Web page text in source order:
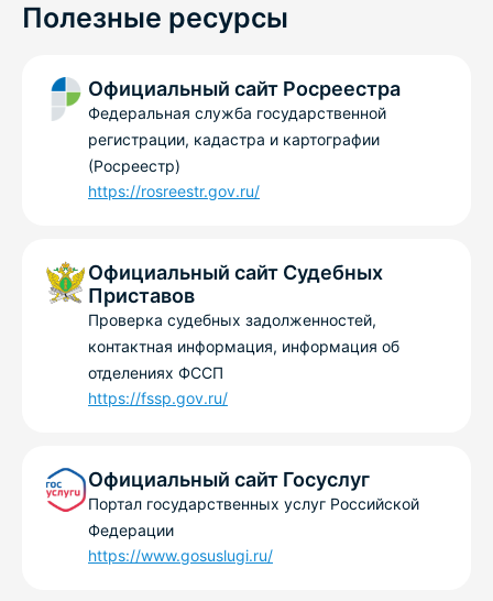
Полезные ресурсы
Официальный сайт Росреестра
Федеральная служба государственной
регистрации, кадастра и картографии
(Росреестр)
https://rosreestr.gov.ru/
Официальный сайт Судебных
Приставов
Проверка судебных задолженностей,
контактная информация, информация об
отделениях ФССП
https://fssp.gov.ru/
Официальный сайт Госуслуг
Портал государственных услуг Российской
Федерации
https://www.gosuslugi.ru/